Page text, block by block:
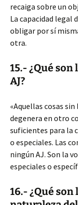
recaiga sobre un
La capacidad legal
obligar por sí
otra.
15.- ¿Qué
AJ?
«Aquellas cosas
degenera en otro
suficientes para la
o especiales. Las
ningún AJ. Son la
especiales o
16.- ¿Qué